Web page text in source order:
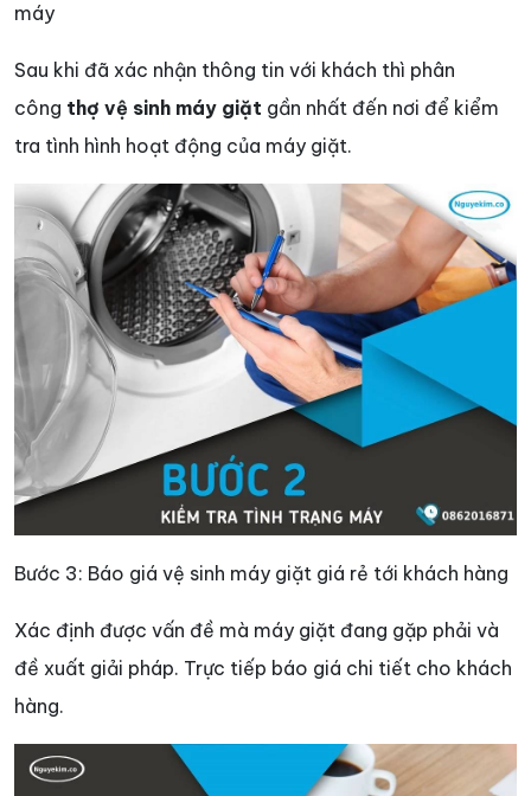
máy
Sau khi đã xác nhận thông tin với khách thì phân
công thợ vệ sinh máy giặt gần nhất đến nơi để kiểm
tra tình hình hoạt động của máy giặt.
Bước 3: Báo giá vệ sinh máy giặt giá rẻ tới khách hàng
Xác định được vấn đề mà máy giặt đang gặp phải và
đề xuất giải pháp. Trực tiếp báo giá chi tiết cho khách
hàng.